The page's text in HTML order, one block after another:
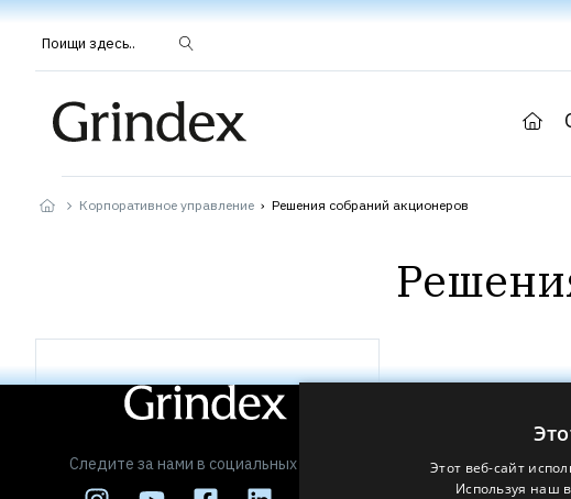
Поищи здесь..
Корпоративное управление › Решения собраний акционеров
Следите за нами в социальных сетях
Этот веб-сайт
Используя наш